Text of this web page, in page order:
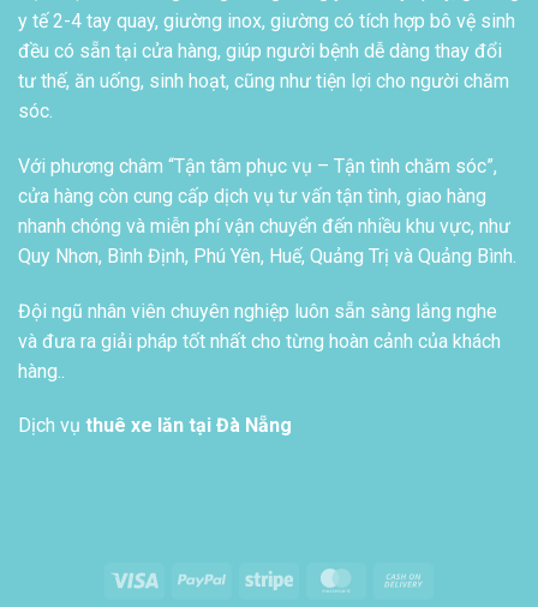
y tế 2-4 tay quay, giường inox, giường có tích hợp bô vệ sinh
đều có sẵn tại cửa hàng, giúp người bệnh dễ dàng thay đổi
tư thế, ăn uống, sinh hoạt, cũng như tiện lợi cho người chăm
sóc.
Với phương châm “Tận tâm phục vụ – Tận tình chăm sóc”,
cửa hàng còn cung cấp dịch vụ tư vấn tận tình, giao hàng
nhanh chóng và miễn phí vận chuyển đến nhiều khu vực, như
Quy Nhơn, Bình Định, Phú Yên, Huế, Quảng Trị và Quảng Bình.
Đội ngũ nhân viên chuyên nghiệp luôn sẵn sàng lắng nghe
và đưa ra giải pháp tốt nhất cho từng hoàn cảnh của khách
hàng..
Dịch vụ thuê xe lăn tại Đà Nẵng
Visa PayPal Stripe MasterCard